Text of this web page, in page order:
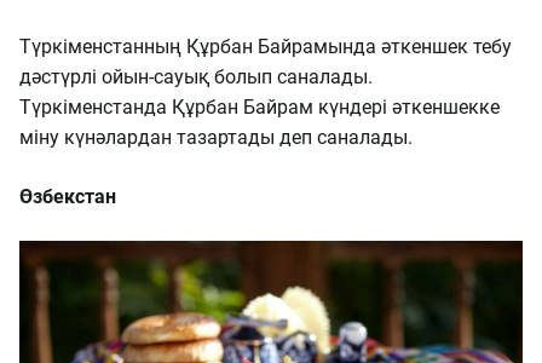
Түркіменстанның Құрбан Байрамында әткеншек тебу
дәстүрлі ойын-сауық болып саналады.
Түркіменстанда Құрбан Байрам күндері әткеншекке
міну күнәлардан тазартады деп саналады.
Өзбекстан